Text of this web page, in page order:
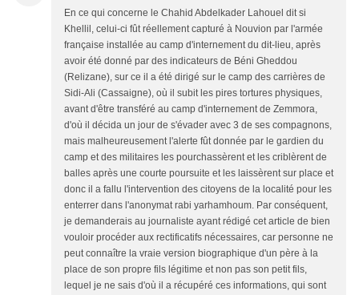
En ce qui concerne le Chahid Abdelkader Lahouel dit si
Khellil, celui-ci fût réellement capturé à Nouvion par l'armée
française installée au camp d'internement du dit-lieu, après
avoir été donné par des indicateurs de Béni Gheddou
(Relizane), sur ce il a été dirigé sur le camp des carrières de
Sidi-Ali (Cassaigne), où il subit les pires tortures physiques,
avant d'être transféré au camp d'internement de Zemmora,
d'où il décida un jour de s'évader avec 3 de ses compagnons,
mais malheureusement l'alerte fût donnée par le gardien du
camp et des militaires les pourchassèrent et les criblèrent de
balles après une courte poursuite et les laissèrent sur place et
donc il a fallu l'intervention des citoyens de la localité pour les
enterrer dans l'anonymat rabi yarhamhoum. Par conséquent,
je demanderais au journaliste ayant rédigé cet article de bien
vouloir procéder aux rectificatifs nécessaires, car personne ne
peut connaître la vraie version biographique d'un père à la
place de son propre fils légitime et non pas son petit fils,
lequel je ne sais d'où il a récupéré ces informations, qui sont